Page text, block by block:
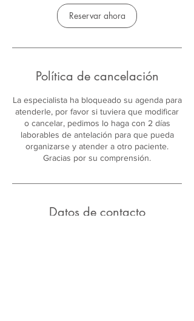
Reservar ahora
Política de cancelación
La especialista ha bloqueado su agenda para
atenderle, por favor si tuviera que modificar
o cancelar, pedimos lo haga con 2 días
laborables de antelación para que pueda
organizarse y atender a otro paciente.
Gracias por su comprensión.
Datos de contacto